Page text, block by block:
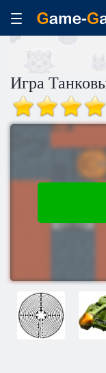
Игра